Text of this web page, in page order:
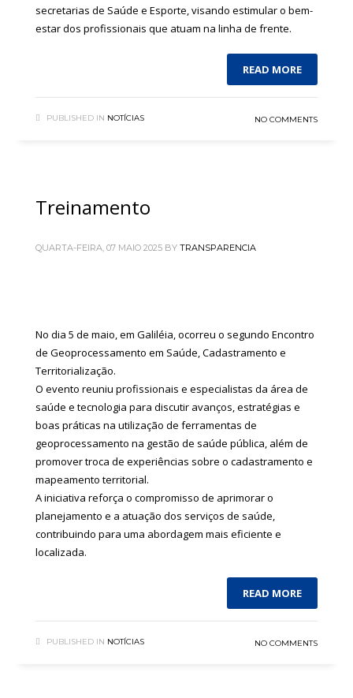
secretarias de Saúde e Esporte, visando estimular o bem-
estar dos profissionais que atuam na linha de frente.
READ MORE
PUBLISHED IN NOTÍCIAS NO COMMENTS
Treinamento
QUARTA-FEIRA, 07 MAIO 2025 BY TRANSPARENCIA
No dia 5 de maio, em Galiléia, ocorreu o segundo Encontro
de Geoprocessamento em Saúde, Cadastramento e
Territorialização.
O evento reuniu profissionais e especialistas da área de
saúde e tecnologia para discutir avanços, estratégias e
boas práticas na utilização de ferramentas de
geoprocessamento na gestão de saúde pública, além de
promover troca de experiências sobre o cadastramento e
mapeamento territorial.
A iniciativa reforça o compromisso de aprimorar o
planejamento e a atuação dos serviços de saúde,
contribuindo para uma abordagem mais eficiente e
localizada.
READ MORE
PUBLISHED IN NOTÍCIAS NO COMMENTS